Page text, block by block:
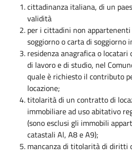
cittadinanza italiana, di un
validità
per i cittadini non appartenenti
soggiorno o carta di soggiorno
residenza anagrafica o locatari
di lavoro e di studio, nel
quale è richiesto il contributo
locazione;
titolarità di un contratto di
immobiliare ad uso abitativo
(sono esclusi gli immobili
catastali Al, A8 e A9);
mancanza di titolarità di diritti